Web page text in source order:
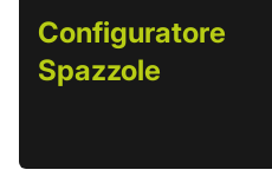
Configuratore
Spazzole